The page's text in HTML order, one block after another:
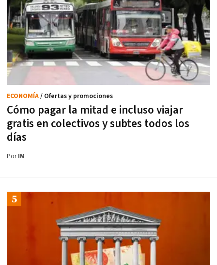
Cómo pagar la mitad e incluso viajar
gratis en colectivos y subtes todos los
días
ECONOMÍA/ Ofertas y promociones
PorIM